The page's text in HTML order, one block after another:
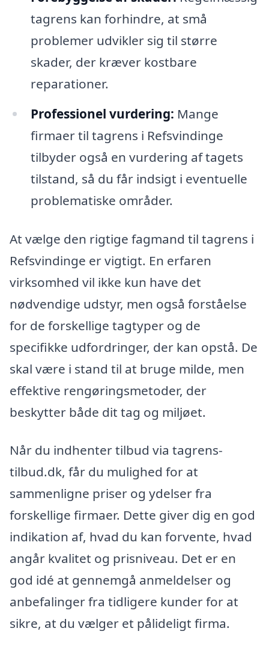
tagrens kan forhindre, at små
problemer udvikler sig til større
skader, der kræver kostbare
reparationer.
Professionel vurdering: Mange
firmaer til tagrens i Refsvindinge
tilbyder også en vurdering af tagets
tilstand, så du får indsigt i eventuelle
problematiske områder.
At vælge den rigtige fagmand til tagrens i
Refsvindinge er vigtigt. En erfaren
virksomhed vil ikke kun have det
nødvendige udstyr, men også forståelse
for de forskellige tagtyper og de
specifikke udfordringer, der kan opstå. De
skal være i stand til at bruge milde, men
effektive rengøringsmetoder, der
beskytter både dit tag og miljøet.
Når du indhenter tilbud via tagrens-
tilbud.dk, får du mulighed for at
sammenligne priser og ydelser fra
forskellige firmaer. Dette giver dig en god
indikation af, hvad du kan forvente, hvad
angår kvalitet og prisniveau. Det er en
god idé at gennemgå anmeldelser og
anbefalinger fra tidligere kunder for at
sikre, at du vælger et pålideligt firma.